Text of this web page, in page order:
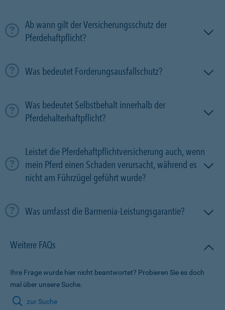
Ab wann gilt der Versicherungsschutz der
Pferdehaftpflicht?
Was bedeutet Forderungsausfallschutz?
Was bedeutet Selbstbehalt innerhalb der
Pferdehalterhaftpflicht?
Leistet die Pferdehaftpflichtversicherung auch, wenn
mein Pferd einen Schaden verursacht, während es
nicht am Führzügel geführt wurde?
Was umfasst die Barmenia-Leistungsgarantie?
Weitere FAQs
Ihre Frage wurde hier nicht beantwortet? Probieren Sie es doch
mal über unsere Suche.
zur Suche